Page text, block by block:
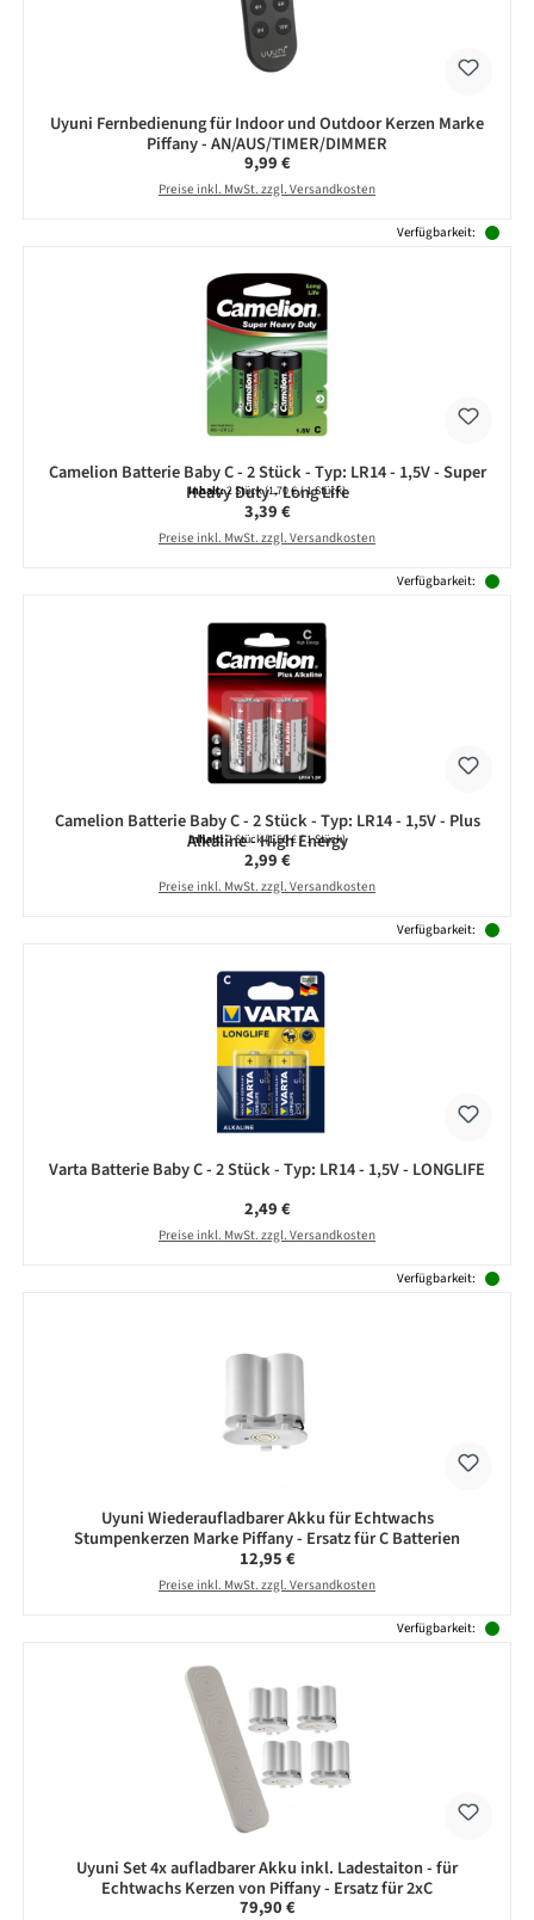
Uyuni Fernbedienung für Indoor und Outdoor Kerzen Marke
Piffany - AN/AUS/TIMER/DIMMER
Regulärer Preis:
9,99 €
Preise inkl. MwSt. zzgl. Versandkosten
Verfügbarkeit:
Camelion Batterie Baby C - 2 Stück - Typ: LR14 - 1,5V - Super
Heavy Duty - Long Life
Inhalt:2 Stück(1,70 € / 1 Stück)
Regulärer Preis:
3,39 €
Preise inkl. MwSt. zzgl. Versandkosten
Verfügbarkeit:
Camelion Batterie Baby C - 2 Stück - Typ: LR14 - 1,5V - Plus
Alkaline - High Energy
Inhalt:2 Stück(1,50 € / 1 Stück)
Regulärer Preis:
2,99 €
Preise inkl. MwSt. zzgl. Versandkosten
Verfügbarkeit:
Varta Batterie Baby C - 2 Stück - Typ: LR14 - 1,5V - LONGLIFE
Regulärer Preis:
2,49 €
Preise inkl. MwSt. zzgl. Versandkosten
Verfügbarkeit:
Uyuni Wiederaufladbarer Akku für Echtwachs
Stumpenkerzen Marke Piffany - Ersatz für C Batterien
Regulärer Preis:
12,95 €
Preise inkl. MwSt. zzgl. Versandkosten
Verfügbarkeit:
Uyuni Set 4x aufladbarer Akku inkl. Ladestaiton - für
Echtwachs Kerzen von Piffany - Ersatz für 2xC
Regulärer Preis:
79,90 €